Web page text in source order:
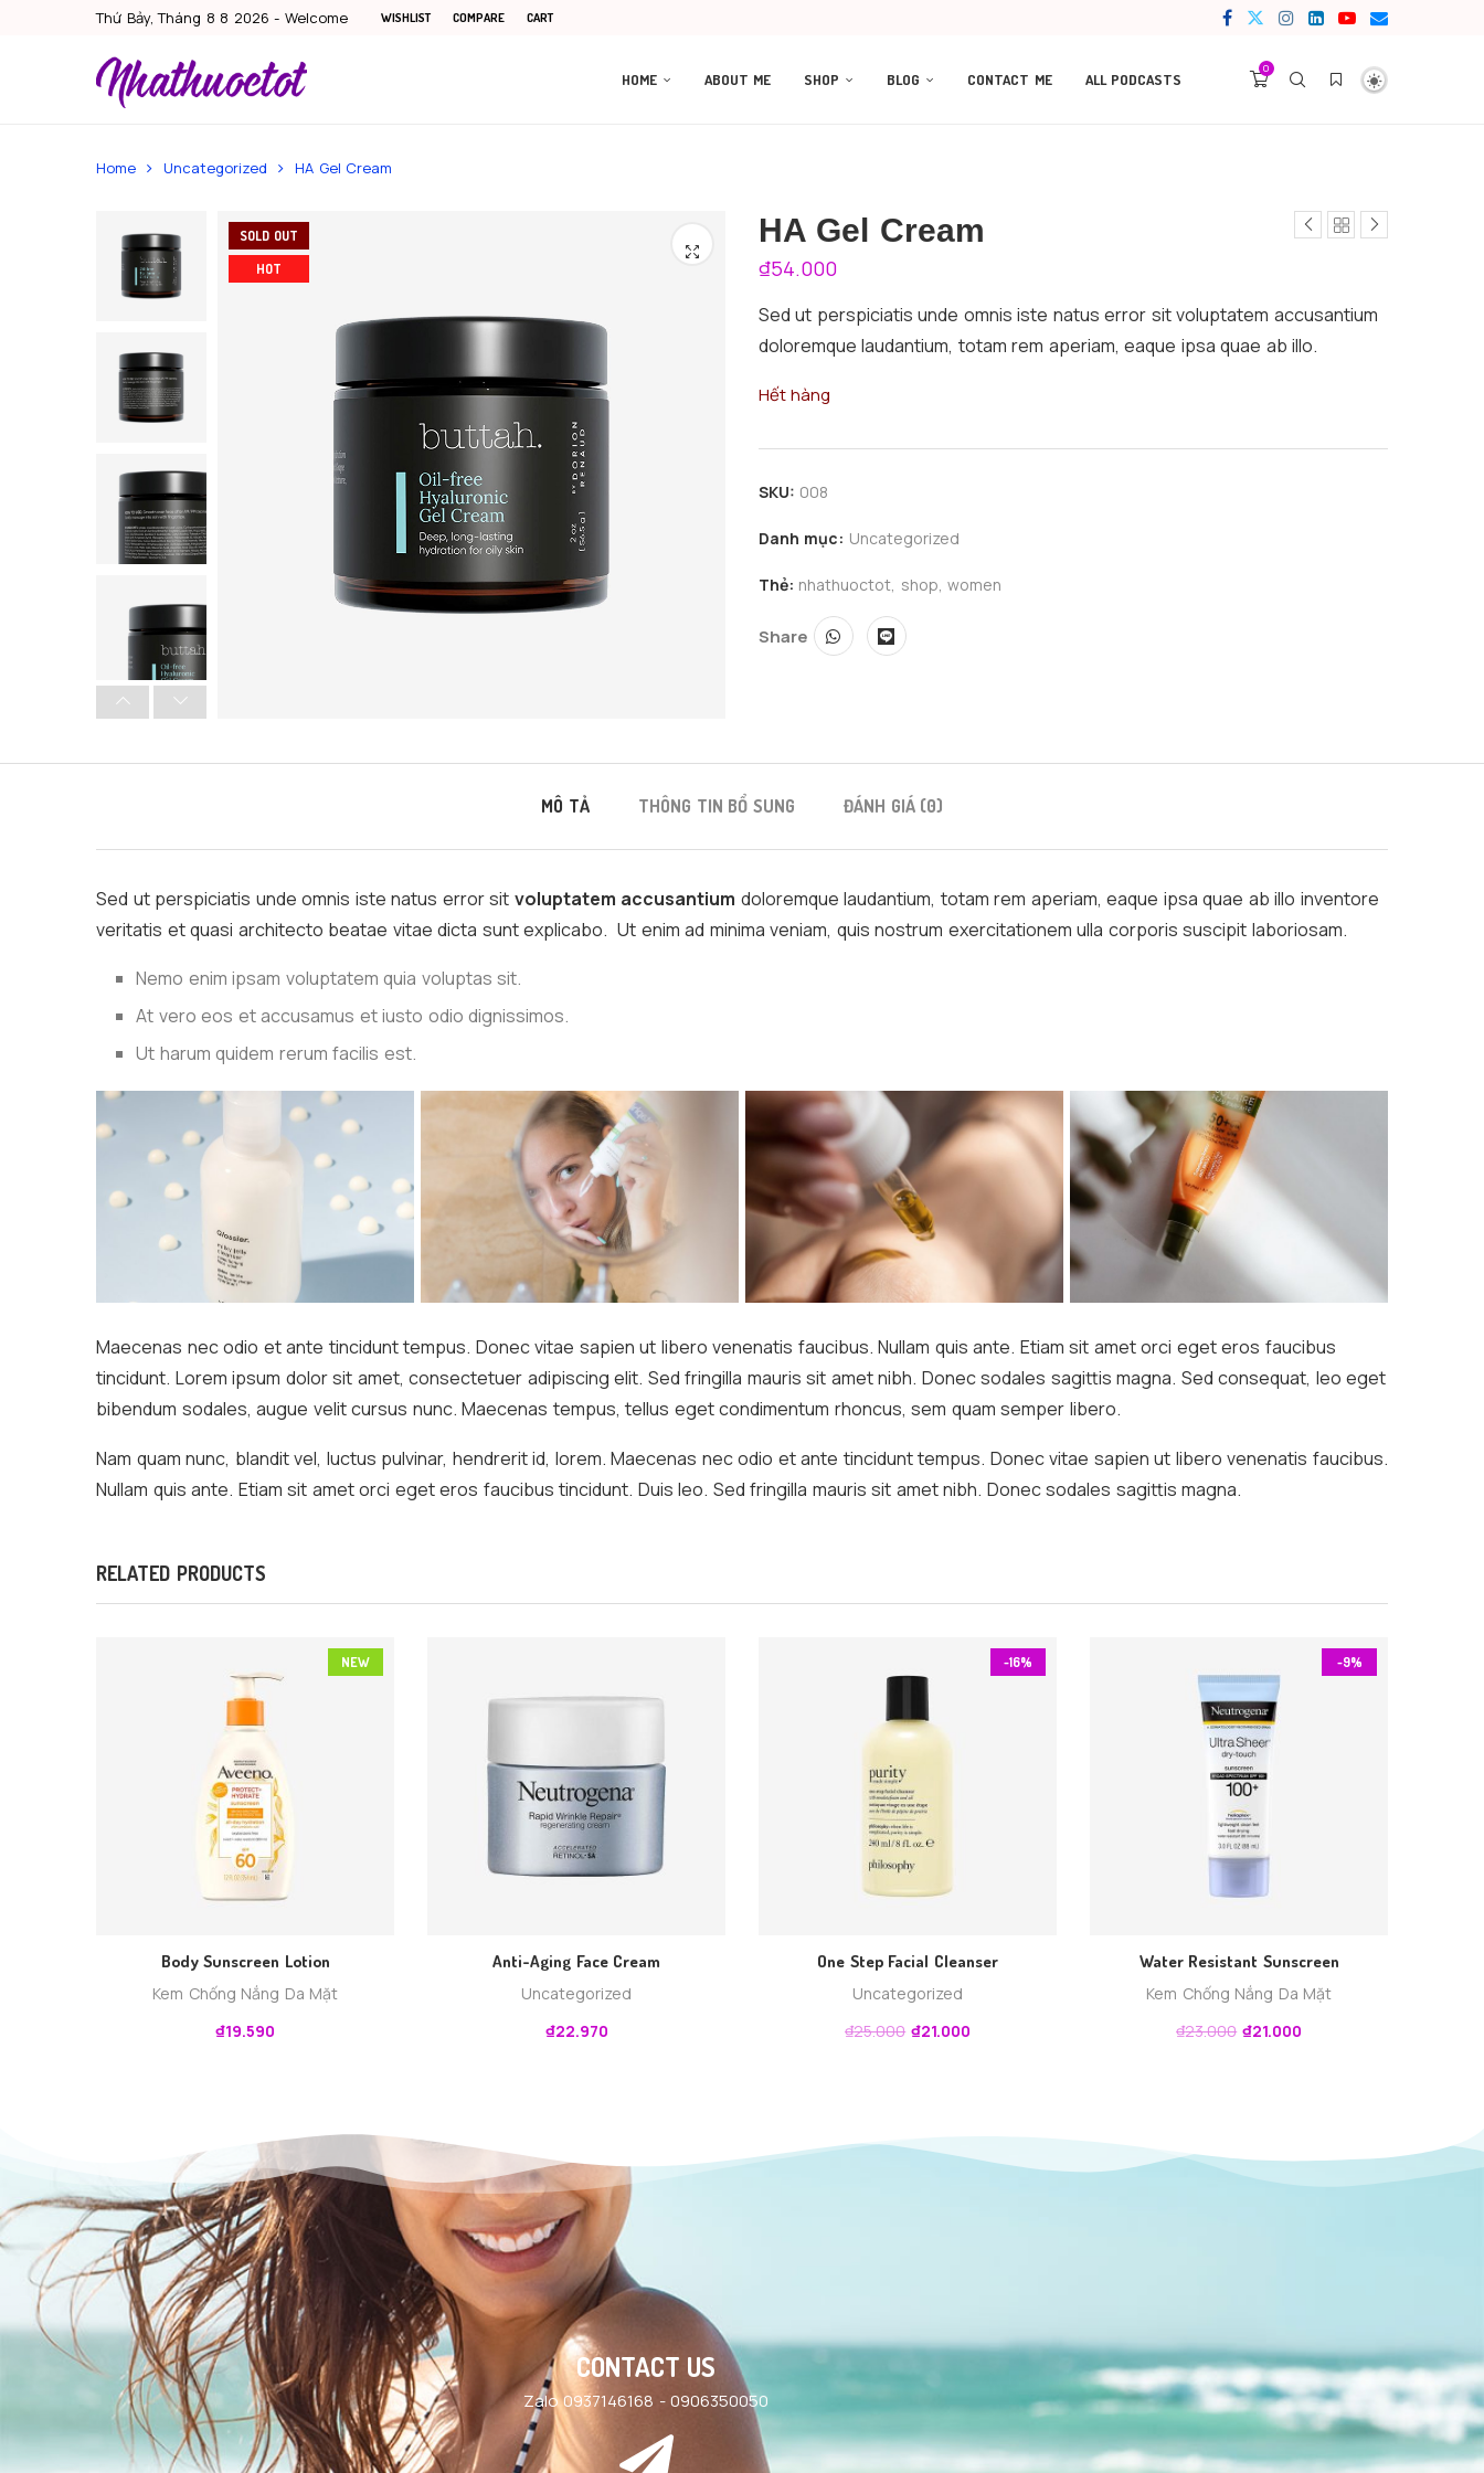
Thứ Bảy, Tháng 8 8 2026 - Welcome WISHLIST COMPARE CART
HOME ABOUT ME SHOP BLOG CONTACT ME ALL PODCASTS
0
Home Uncategorized HA Gel Cream
SOLD OUT
HOT
HA Gel Cream
₫54.000
Sed ut perspiciatis unde omnis iste natus error sit voluptatem accusantium
doloremque laudantium, totam rem aperiam, eaque ipsa quae ab illo.
Hết hàng
SKU: 008
Danh mục: Uncategorized
Thẻ: nhathuoctot, shop, women
Share
MÔ TẢ THÔNG TIN BỔ SUNG ĐÁNH GIÁ (0)
Sed ut perspiciatis unde omnis iste natus error sit voluptatem accusantium doloremque laudantium, totam rem aperiam, eaque ipsa quae ab illo inventore
veritatis et quasi architecto beatae vitae dicta sunt explicabo. Ut enim ad minima veniam, quis nostrum exercitationem ulla corporis suscipit laboriosam.
Nemo enim ipsam voluptatem quia voluptas sit.
At vero eos et accusamus et iusto odio dignissimos.
Ut harum quidem rerum facilis est.
Maecenas nec odio et ante tincidunt tempus. Donec vitae sapien ut libero venenatis faucibus. Nullam quis ante. Etiam sit amet orci eget eros faucibus
tincidunt. Lorem ipsum dolor sit amet, consectetuer adipiscing elit. Sed fringilla mauris sit amet nibh. Donec sodales sagittis magna. Sed consequat, leo eget
bibendum sodales, augue velit cursus nunc. Maecenas tempus, tellus eget condimentum rhoncus, sem quam semper libero.
Nam quam nunc, blandit vel, luctus pulvinar, hendrerit id, lorem. Maecenas nec odio et ante tincidunt tempus. Donec vitae sapien ut libero venenatis faucibus.
Nullam quis ante. Etiam sit amet orci eget eros faucibus tincidunt. Duis leo. Sed fringilla mauris sit amet nibh. Donec sodales sagittis magna.
RELATED PRODUCTS
NEW
Body Sunscreen Lotion
Kem Chống Nắng Da Mặt
₫19.590
Anti-Aging Face Cream
Uncategorized
₫22.970
-16%
One Step Facial Cleanser
Uncategorized
₫25.000 ₫21.000
-9%
Water Resistant Sunscreen
Kem Chống Nắng Da Mặt
₫23.000 ₫21.000
CONTACT US
Zalo 0937146168 - 0906350050